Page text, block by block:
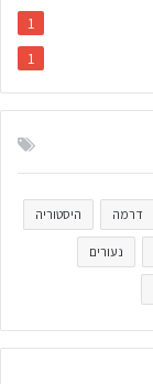
1
1
דרמה היסטוריה
נעורים